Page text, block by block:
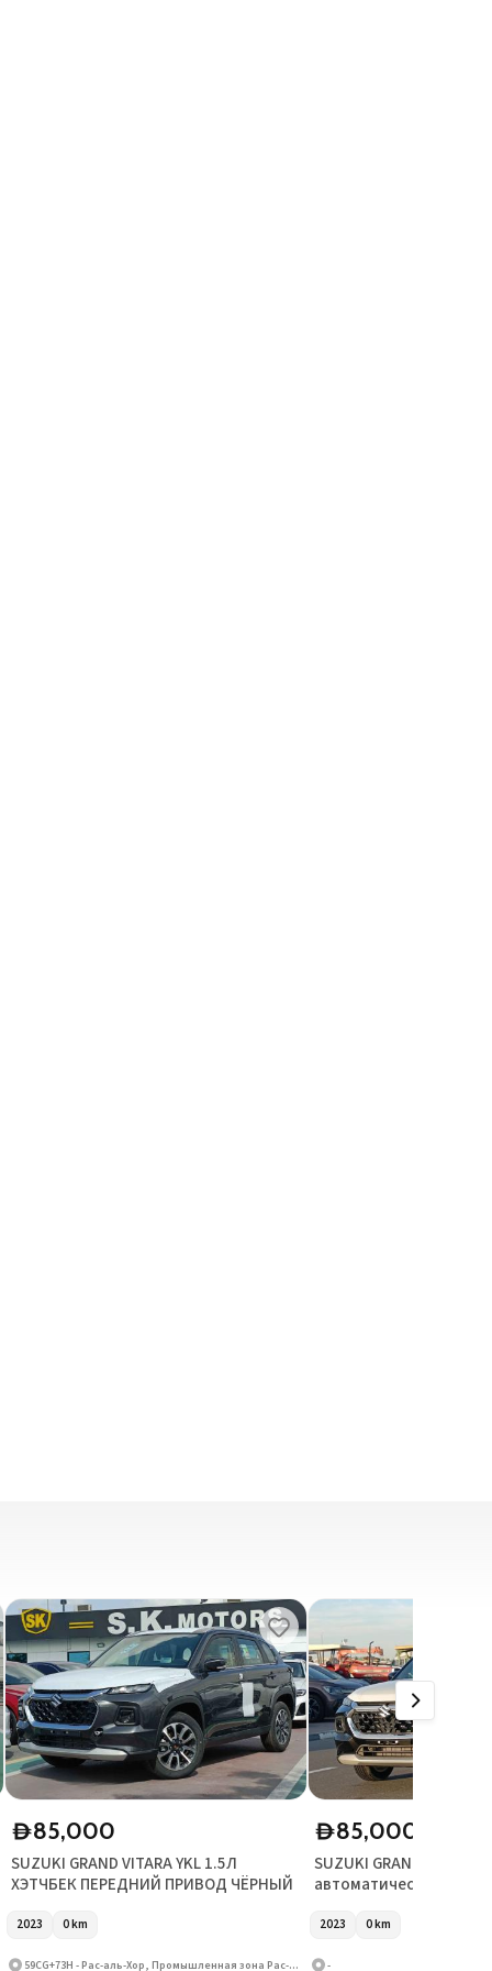
D85,000
SUZUKI GRAND VITARA YKL 1.5Л
ХЭТЧБЕК ПЕРЕДНИЙ ПРИВОД ЧЁРНЫЙ
2023 0km
59CG+73H - Рас-аль-Хор, Промышленная зона Рас-аль-Хор, Рас-аль-Хор-3, Дубай, Объединённые Арабские Эмираты
D85,000
SUZUKI GRAND VITARA
автоматической
2023 0km
-